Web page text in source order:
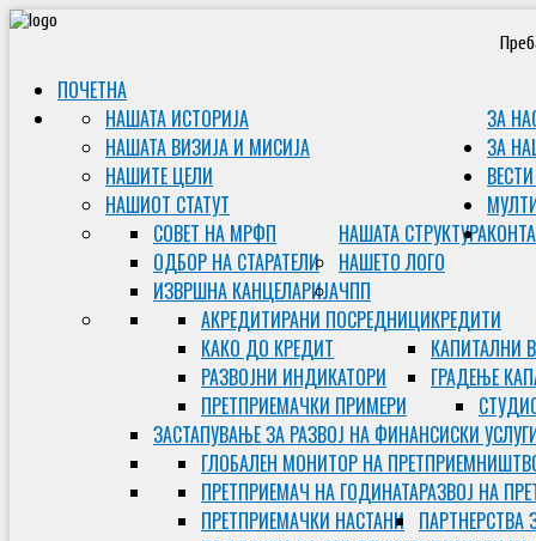
ПОЧЕТНА
ЗА
НАШАТА ИСТОРИЈА
НАШАТА ВИЗИЈА И МИСИЈА
НАШИТЕ ЦЕЛИ
НАШИОТ СТАТУТ
НАШАТА СТРУКТУРА
СОВЕТ НА МРФП
ОДБОР НА СТАРАТЕЛИ
ИЗВРШНА КАНЦЕЛАРИЈА
НАШЕТО ЛОГО
ЧПП
ЗА
КРЕДИТИ
АКРЕДИТИРАНИ ПОСРЕДНИЦИ
КАКО ДО КРЕДИТ
РАЗВОЈНИ ИНДИКАТОРИ
ПРЕТПРИЕМАЧКИ ПРИМЕРИ
КАПИТАЛНИ
ГРАДЕЊЕ
ЗАСТАПУВАЊЕ ЗА РАЗВОЈ НА ФИНАНСИСКИ
ГЛОБАЛЕН МОНИТОР НА
РАЗВОЈ НА
ПРЕТПРИЕМАЧ НА ГОДИНАТА
ПРЕТПРИЕМАЧКИ НАСТАНИ ПАРТНЕРСТВА